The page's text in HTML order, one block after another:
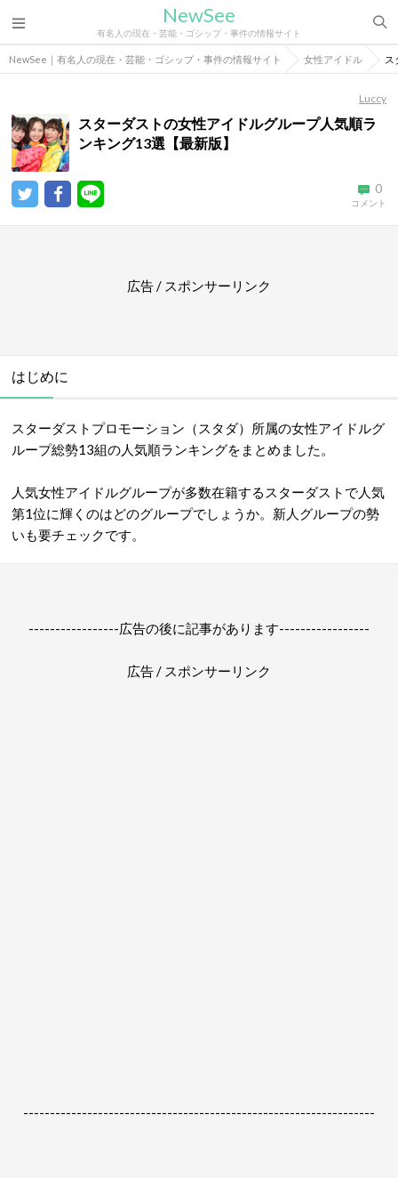
NewSee
有名人の現在・芸能・ゴシップ・事件の情報サイト
NewSee｜有名人の現在・芸能・ゴシップ・事件の情報サイト 女性アイドル ス
Luccy
スターダストの女性アイドルグループ人気順ラ
ンキング13選【最新版】
0
コメント
広告 / スポンサーリンク
はじめに
スターダストプロモーション（スタダ）所属の女性アイドルグ
ループ総勢13組の人気順ランキングをまとめました。
人気女性アイドルグループが多数在籍するスターダストで人気
第1位に輝くのはどのグループでしょうか。新人グループの勢
いも要チェックです。
-----------------広告の後に記事があります-----------------
広告 / スポンサーリンク
------------------------------------------------------------------